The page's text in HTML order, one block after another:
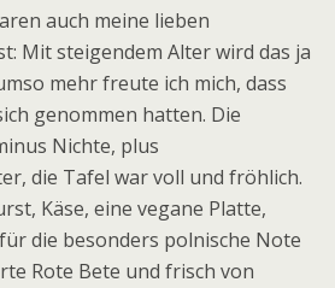
auch meine lieben
Mit steigendem Alter wird das ja
mehr freute ich mich, dass
genommen hatten. Die
Nichte, plus
die Tafel war voll und fröhlich.
Käse, eine vegane Platte,
die besonders polnische Note
Rote Bete und frisch von